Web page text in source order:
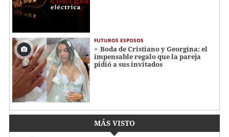
FUTUROS ESPOSOS
Boda de Cristiano y Georgina: el
impensable regalo que la pareja
pidió a sus invitados
MÁS VISTO